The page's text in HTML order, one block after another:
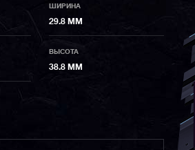
ШИРИНА
29.8 ММ
ВЫСОТА
38.8 ММ